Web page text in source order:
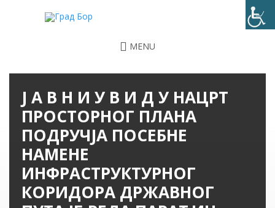
MENU
Ј А В Н И У В И Д У НАЦРТ
ПРОСТОРНОГ ПЛАНА
ПОДРУЧЈА ПОСЕБНЕ
НАМЕНЕ
ИНФРАСТРУКТУРНОГ
КОРИДОРА ДРЖАВНОГ